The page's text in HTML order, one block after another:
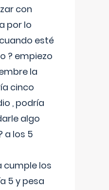
con
por lo
esté
? empiezo
la
cinco
, podría
algo
a los 5
cumple los
5 y pesa